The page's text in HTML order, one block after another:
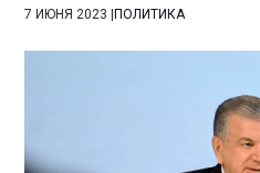
7 ИЮНЯ 2023 |ПОЛИТИКА